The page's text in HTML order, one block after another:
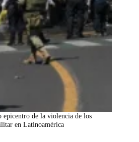
de la violencia de los
en Latinoamérica